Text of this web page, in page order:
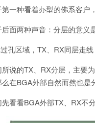
第一种看着办型的佛系客户
后面两种声音：分层的意义
孔区域，TX、RX同层走线
说的TX、RX分层，主要
在BGA外部自然而然也是
看看BGA外部TX、RX不